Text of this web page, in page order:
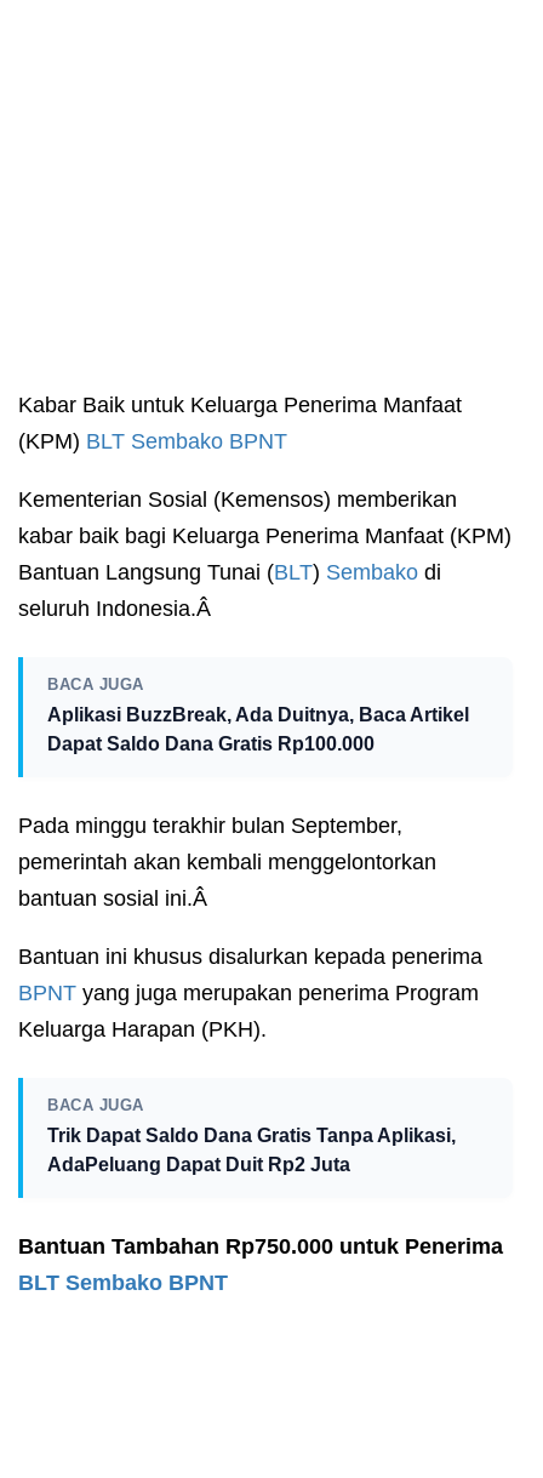
Kabar Baik untuk Keluarga Penerima Manfaat
(KPM) BLT Sembako BPNT
Kementerian Sosial (Kemensos) memberikan
kabar baik bagi Keluarga Penerima Manfaat (KPM)
Bantuan Langsung Tunai (BLT) Sembako di
seluruh Indonesia.Â
BACA JUGA
Aplikasi BuzzBreak, Ada Duitnya, Baca Artikel
Dapat Saldo Dana Gratis Rp100.000
Pada minggu terakhir bulan September,
pemerintah akan kembali menggelontorkan
bantuan sosial ini.Â
Bantuan ini khusus disalurkan kepada penerima
BPNT yang juga merupakan penerima Program
Keluarga Harapan (PKH).
BACA JUGA
Trik Dapat Saldo Dana Gratis Tanpa Aplikasi,
AdaPeluang Dapat Duit Rp2 Juta
Bantuan Tambahan Rp750.000 untuk Penerima
BLT Sembako BPNT